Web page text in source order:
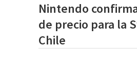
Nintendo
de precio para la
Chile